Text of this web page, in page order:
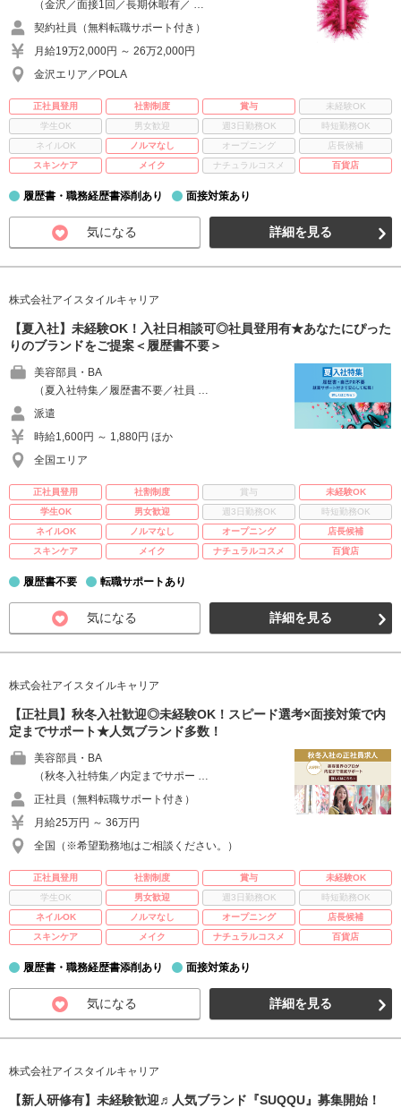
（金沢／面接1回／長期休暇有／ …
契約社員（無料転職サポート付き）
月給19万2,000円 ～ 26万2,000円
金沢エリア／POLA
正社員登用 社割制度 賞与
未経験OK
学生OK
男女歓迎 週3日勤務OK
時短勤務OK
ネイルOK
ノルマなし オープニング
店長候補
スキンケア
メイク ナチュラルコスメ 百貨店
履歴書・職務経歴書添削あり 面接対策あり
気になる 詳細を見る
株式会社アイスタイルキャリア
【夏入社】未経験OK！入社日相談可◎社員登用有★あなたにぴった
りのブランドをご提案＜履歴書不要＞
美容部員・BA
（夏入社特集／履歴書不要／社員 …
派遣
時給1,600円 ～ 1,880円 ほか
全国エリア
正社員登用 社割制度 賞与
未経験OK
学生OK
男女歓迎 週3日勤務OK
時短勤務OK
ネイルOK
ノルマなし オープニング
店長候補
スキンケア
メイク ナチュラルコスメ 百貨店
履歴書不要 転職サポートあり
気になる 詳細を見る
株式会社アイスタイルキャリア
【正社員】秋冬入社歓迎◎未経験OK！スピード選考×面接対策で内
定までサポート★人気ブランド多数！
美容部員・BA
（秋冬入社特集／内定までサポー …
正社員（無料転職サポート付き）
月給25万円 ～ 36万円
全国（※希望勤務地はご相談ください。）
正社員登用 社割制度 賞与
未経験OK
学生OK
男女歓迎 週3日勤務OK
時短勤務OK
ネイルOK
ノルマなし オープニング
店長候補
スキンケア
メイク ナチュラルコスメ 百貨店
履歴書・職務経歴書添削あり 面接対策あり
気になる 詳細を見る
株式会社アイスタイルキャリア
【新人研修有】未経験歓迎♬人気ブランド『SUQQU』募集開始！